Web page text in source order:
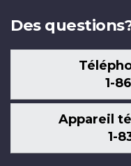
Des
1-
Appareil
1-